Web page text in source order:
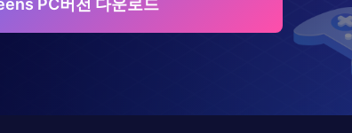
PC버전 다운로드